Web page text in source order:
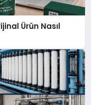
Ürün Nasıl